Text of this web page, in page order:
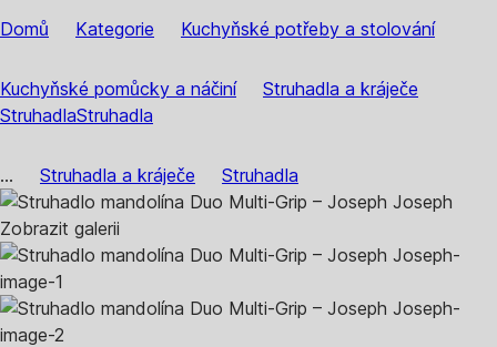
Domů Kategorie Kuchyňské potřeby a stolování
Kuchyňské pomůcky a náčiní
Struhadla a kráječe
StruhadlaStruhadla
... Struhadla a kráječe Struhadla
Zobrazit galerii